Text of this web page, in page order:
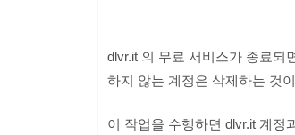
dlvr.it 의 무료 서비스가 종료되
하지 않는 계정은 삭제하는 것
이 작업을 수행하면 dlvr.it 계정